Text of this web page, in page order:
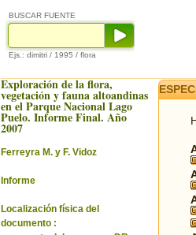
BUSCAR FUENTE
Ejs.: dimitri / 1995 / flora
Exploración de la flora,
vegetación y fauna altoandinas
en el Parque Nacional Lago
Puelo. Informe Final. Año
2007
Ferreyra M. y F. Vidoz
Informe
Localización física del
documento :